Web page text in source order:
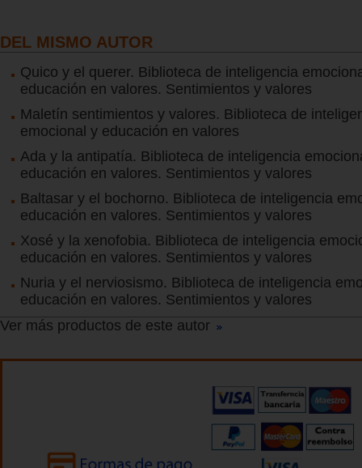
DEL MISMO AUTOR
Quico y el querer. Biblioteca de inteligencia
educación en valores. Sentimientos y valores
Maletín sentimientos y valores. Biblioteca de
emocional y educación en valores
Ada y la antipatía. Biblioteca de inteligencia
educación en valores. Sentimientos y valores
Baltasar y el bochorno. Biblioteca de inteligencia
educación en valores. Sentimientos y valores
Xosé y la xenofobia. Biblioteca de inteligencia
educación en valores. Sentimientos y valores
Nuria y el nerviosismo. Biblioteca de inteligencia
educación en valores. Sentimientos y valores
Ver más productos de este autor